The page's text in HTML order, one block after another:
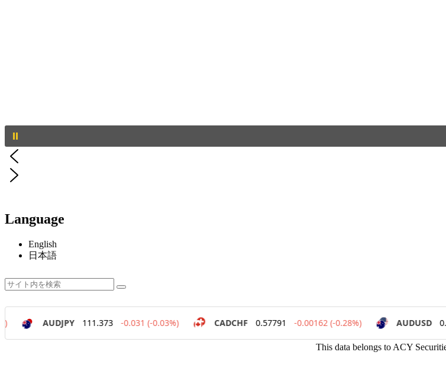
Language
English
日本語
This data belongs to ACY